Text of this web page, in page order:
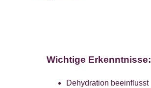
Wichtige Erkenntnisse:
Dehydration beeinflusst